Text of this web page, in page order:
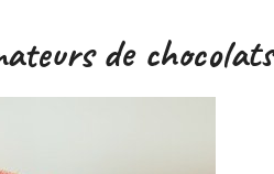
de chocolats